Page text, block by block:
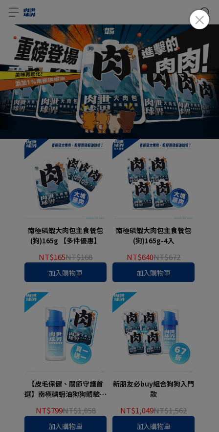
南極磷蝦大肉包主食餐包
(狗)165g 【多件優惠】
NT$165NT$168
加入購物車
南極磷蝦大肉包主食餐包
(狗)165g-4入
NT$640NT$672
加入購物車
【皮毛保健、關節守護首
選】南極磷蝦油狗狗體驗組
NT$799NT$1,058
加入購物車
新朋友必buy組合狗狗入門
款
NT$1,049NT$1,562
加入購物車